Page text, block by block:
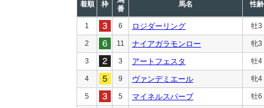
着順 枠
番
馬名 性齢
1 6 ロジダーリング 牡3
2 11 ナイアガラモンロー 牝3
3 3 アートフェスタ 牡4
4 9 ヴァンデミエール 牝4
5 5 マイネルスパーブ 牡6